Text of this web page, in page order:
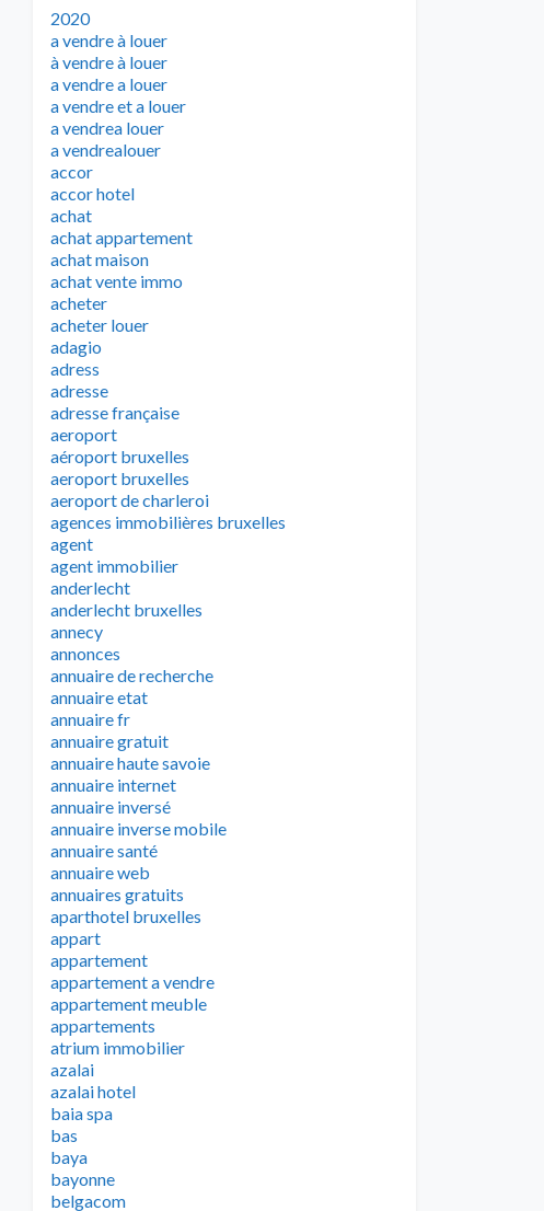
2020
a vendre à louer
à vendre à louer
a vendre a louer
a vendre et a louer
a vendrea louer
a vendrealouer
accor
accor hotel
achat
achat appartement
achat maison
achat vente immo
acheter
acheter louer
adagio
adress
adresse
adresse française
aeroport
aéroport bruxelles
aeroport bruxelles
aeroport de charleroi
agences immobilières bruxelles
agent
agent immobilier
anderlecht
anderlecht bruxelles
annecy
annonces
annuaire de recherche
annuaire etat
annuaire fr
annuaire gratuit
annuaire haute savoie
annuaire internet
annuaire inversé
annuaire inverse mobile
annuaire santé
annuaire web
annuaires gratuits
aparthotel bruxelles
appart
appartement
appartement a vendre
appartement meuble
appartements
atrium immobilier
azalai
azalai hotel
baia spa
bas
baya
bayonne
belgacom